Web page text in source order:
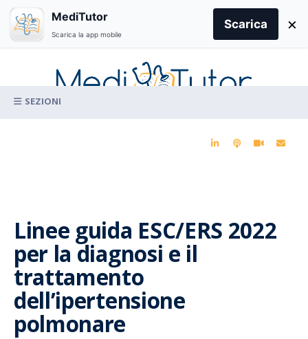
content
Linee guida ESC/ERS 2022
per la diagnosi e il
trattamento
dell’ipertensione
polmonare
for:
MediTutor
Scarica la app mobile
Scarica ×